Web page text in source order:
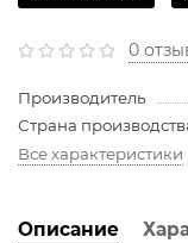
0
Производитель
Страна
Все характеристики
Описание